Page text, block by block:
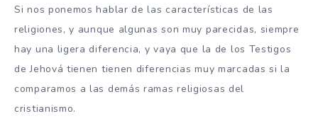
Si nos ponemos hablar de las características de las
religiones, y aunque algunas son muy parecidas, siempre
hay una ligera diferencia, y vaya que la de los Testigos
de Jehová tienen tienen diferencias muy marcadas si la
comparamos a las demás ramas religiosas del
cristianismo.